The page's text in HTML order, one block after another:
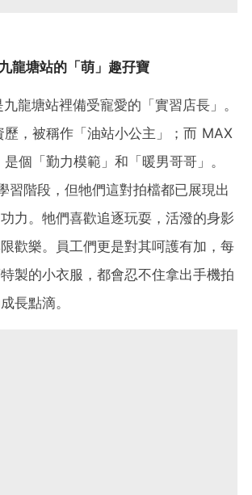
龍塘站的「萌」趣孖寶
龍塘站裡備受寵愛的「實習店長」。
，被稱作「油站小公主」；而 MAX
個「勤力模範」和「暖男哥哥」。
習階段，但牠們這對拍檔都已展現出
力。牠們喜歡追逐玩耍，活潑的身影
歡樂。員工們更是對其呵護有加，每
製的小衣服，都會忍不住拿出手機拍
長點滴。